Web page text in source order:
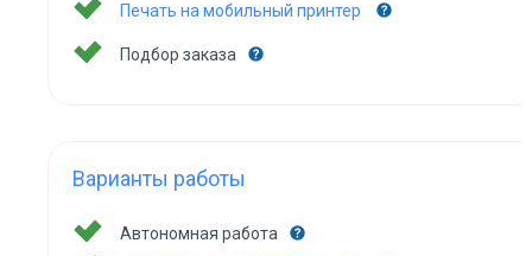
Печать на мобильный принтер
Подбор заказа
Варианты работы
Автономная работа